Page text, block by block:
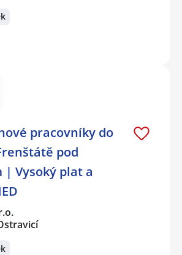
pracovníky do
pod
| Vysoký plat a